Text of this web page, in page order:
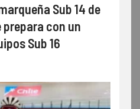
Sub 14 de
prepara con un
Sub 16